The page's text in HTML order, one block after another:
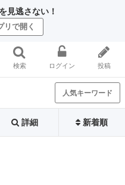
見逃さない！
リで開く
検索 ログイン 投稿
人気キーワード
詳細 新着順